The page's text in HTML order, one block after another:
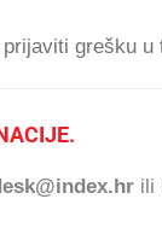
grešku u
ili